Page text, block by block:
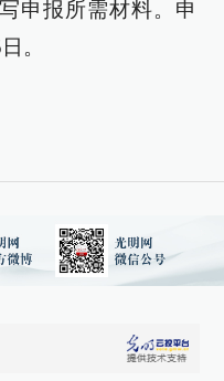
申报所需材料。申
。